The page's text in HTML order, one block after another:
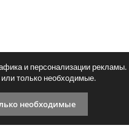
и персонализации рекламы.
только необходимые.
необходимые